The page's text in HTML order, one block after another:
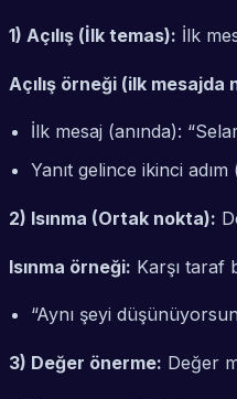
1) Açılış (İlk temas): İlk
Açılış örneği (ilk mesajda
İlk mesaj (anında):
Yanıt gelince ikinci
2) Isınma (Ortak nokta):
Isınma örneği: Karşı taraf
“Aynı şeyi
3) Değer önerme: Değer